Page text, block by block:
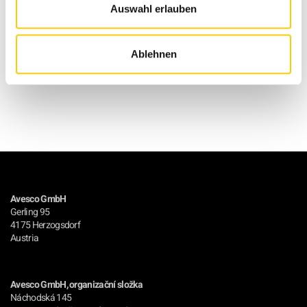
Auswahl erlauben
Ablehnen
Avesco GmbH
Gerling 95
4175 Herzogsdorf
Austria
Avesco GmbH, organizační složka
Náchodská 145